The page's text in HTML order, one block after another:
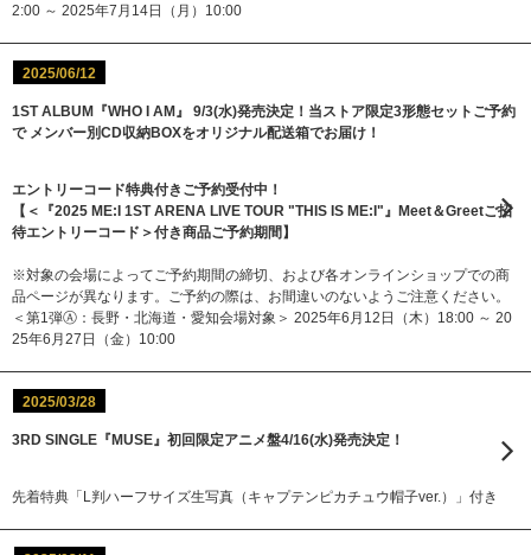
2:00 ～ 2025年7月14日（月）10:00
2025/06/12
1ST ALBUM『WHO I AM』 9/3(水)発売決定！当ストア限定3形態セットご予約
で メンバー別CD収納BOXをオリジナル配送箱でお届け！
エントリーコード特典付きご予約受付中！
【＜『2025 ME:I 1ST ARENA LIVE TOUR "THIS IS ME:I"』Meet＆Greetご招
待エントリーコード＞付き商品ご予約期間】
※対象の会場によってご予約期間の締切、および各オンラインショップでの商
品ページが異なります。ご予約の際は、お間違いのないようご注意ください。
＜第1弾Ⓐ：長野・北海道・愛知会場対象＞ 2025年6月12日（木）18:00 ～ 20
25年6月27日（金）10:00
2025/03/28
3RD SINGLE『MUSE』初回限定アニメ盤4/16(水)発売決定！
先着特典「L判ハーフサイズ生写真（キャプテンピカチュウ帽子ver.）」付き